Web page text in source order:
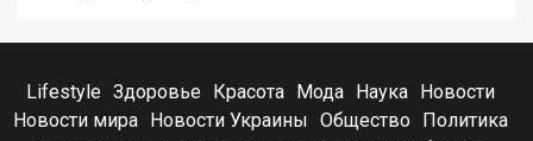
Lifestyle Здоровье Красота Мода Наука Новости
Новости мира Новости Украины Общество Политика